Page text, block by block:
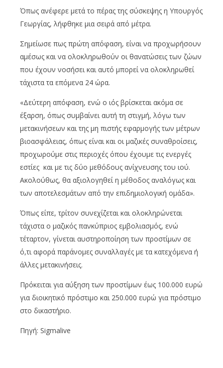
Όπως ανέφερε μετά το πέρας της σύσκεψης η Υπουργός
Γεωργίας, λήφθηκε μια σειρά από μέτρα.
Σημείωσε πως πρώτη απόφαση, είναι να προχωρήσουν
αμέσως και να ολοκληρωθούν οι θανατώσεις των ζώων
που έχουν νοσήσει και αυτό μπορεί να ολοκληρωθεί
τάχιστα τα επόμενα 24 ώρα.
«Δεύτερη απόφαση, ενώ ο ιός βρίσκεται ακόμα σε
έξαρση, όπως συμβαίνει αυτή τη στιγμή, λόγω των
μετακινήσεων και της μη πιστής εφαρμογής των μέτρων
βιοασφάλειας, όπως είναι και οι μαζικές συναθροίσεις,
προχωρούμε στις περιοχές όπου έχουμε τις ενεργές
εστίες και με τις δύο μεθόδους ανίχνευσης του ιού.
Ακολούθως, θα αξιολογηθεί η μέθοδος αναλόγως και
των αποτελεσμάτων από την επιδημιολογική ομάδα».
Όπως είπε, τρίτον συνεχίζεται και ολοκληρώνεται
τάχιστα ο μαζικός πανκύπριος εμβολιασμός, ενώ
τέταρτον, γίνεται αυστηροποίηση των προστίμων σε
ό,τι αφορά παράνομες συναλλαγές με τα κατεχόμενα ή
άλλες μετακινήσεις.
Πρόκειται για αύξηση των προστίμων έως 100.000 ευρώ
για διοικητικό πρόστιμο και 250.000 ευρώ για πρόστιμο
στο δικαστήριο.
Πηγή: Sigmalive